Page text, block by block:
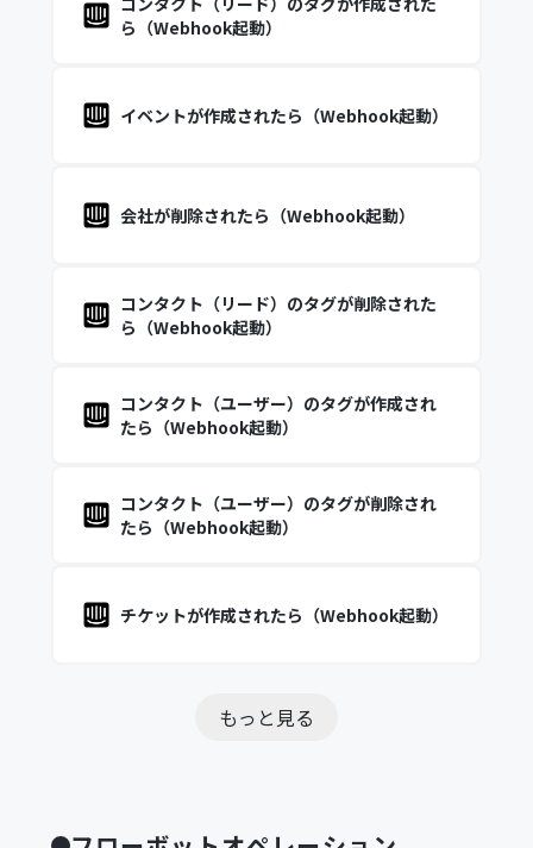
ら（Webhook起動）
イベントが作成されたら（Webhook起動）
会社が削除されたら（Webhook起動）
コンタクト（リード）のタグが削除された
ら（Webhook起動）
コンタクト（ユーザー）のタグが作成され
たら（Webhook起動）
コンタクト（ユーザー）のタグが削除され
たら（Webhook起動）
チケットが作成されたら（Webhook起動）
もっと見る